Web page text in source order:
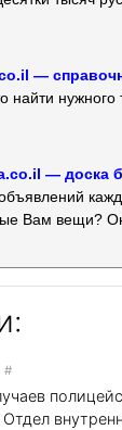
—
найти нужного
— доска
Вам вещи?
#